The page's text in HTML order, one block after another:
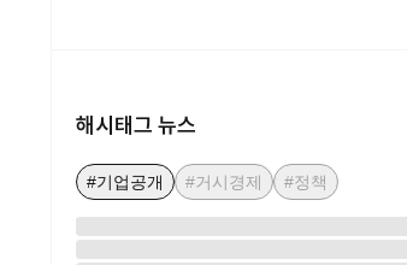
해시태그 뉴스
#기업공개 #거시경제 #정책